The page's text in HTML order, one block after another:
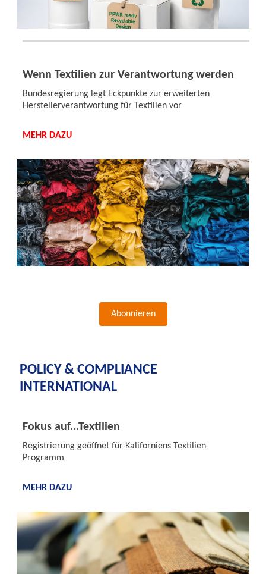
Wenn Textilien zur Verantwortung werden
Bundesregierung legt Eckpunkte zur erweiterten
Herstellerverantwortung für Textilien vor
MEHR DAZU
Abonnieren
POLICY & COMPLIANCE
INTERNATIONAL
Fokus auf...Textilien
Registrierung geöffnet für Kaliforniens Textilien-
Programm
MEHR DAZU